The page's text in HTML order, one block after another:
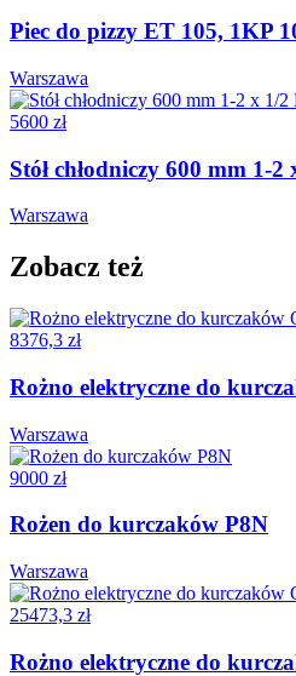
Piec do pizzy ET 105, 1KP
Warszawa
5600 zł
Stół chłodniczy 600 mm 1-
Warszawa
Zobacz też
8376,3 zł
Rożno elektryczne do
Warszawa
9000 zł
Rożen do kurczaków P8N
Warszawa
25473,3 zł
Rożno elektryczne do